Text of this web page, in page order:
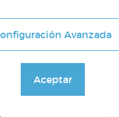
Otros
directas: iniciales y finales
Avanzada
Aceptar